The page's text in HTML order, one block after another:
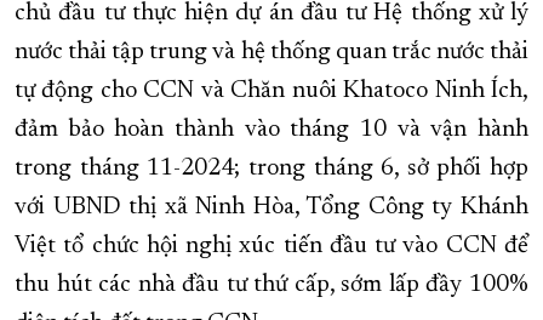
chủ đầu tư thực hiện dự án đầu tư Hệ thống xử lý
nước thải tập trung và hệ thống quan trắc nước thải
tự động cho CCN và Chăn nuôi Khatoco Ninh Ích,
đảm bảo hoàn thành vào tháng 10 và vận hành
trong tháng 11-2024; trong tháng 6, sở phối hợp
với UBND thị xã Ninh Hòa, Tổng Công ty Khánh
Việt tổ chức hội nghị xúc tiến đầu tư vào CCN để
thu hút các nhà đầu tư thứ cấp, sớm lấp đầy 100%